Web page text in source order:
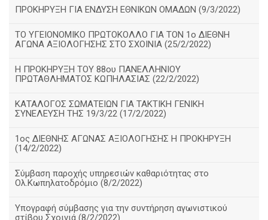
ΠΡΟΚΗΡΥΞΗ ΓΙΑ ΕΝΔΥΣΗ ΕΘΝΙΚΩΝ ΟΜΑΔΩΝ (9/3/2022)
ΤΟ ΥΓΕΙΟΝΟΜΙΚΟ ΠΡΩΤΟΚΟΛΛΟ ΓΙΑ ΤΟΝ 1ο ΔΙΕΘΝΗ
ΑΓΩΝΑ ΑΞΙΟΛΟΓΗΣΗΣ ΣΤΟ ΣΧΟΙΝΙΑ (25/2/2022)
Η ΠΡΟΚΗΡΥΞΗ ΤΟΥ 88ου ΠΑΝΕΛΛΗΝΙΟΥ
ΠΡΩΤΑΘΛΗΜΑΤΟΣ ΚΩΠΗΛΑΣΙΑΣ (22/2/2022)
ΚΑΤΑΛΟΓΟΣ ΣΩΜΑΤΕΙΩΝ ΓΙΑ ΤΑΚΤΙΚΗ ΓΕΝΙΚΗ
ΣΥΝΕΛΕΥΣΗ ΤΗΣ 19/3/22 (17/2/2022)
1ος ΔΙΕΘΝΗΣ ΑΓΩΝΑΣ ΑΞΙΟΛΟΓΗΣΗΣ Η ΠΡΟΚΗΡΥΞΗ
(14/2/2022)
Σύμβαση παροχής υπηρεσιών καθαριότητας στο
Ολ.Κωπηλατοδρόμιο (8/2/2022)
Υπογραφή σύμβασης για την συντήρηση αγωνιστικού
στίβου Σχοινιά (8/2/2022)